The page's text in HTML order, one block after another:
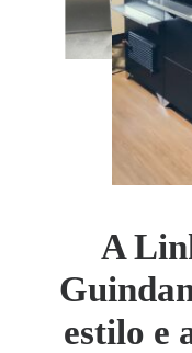
A
estilo e